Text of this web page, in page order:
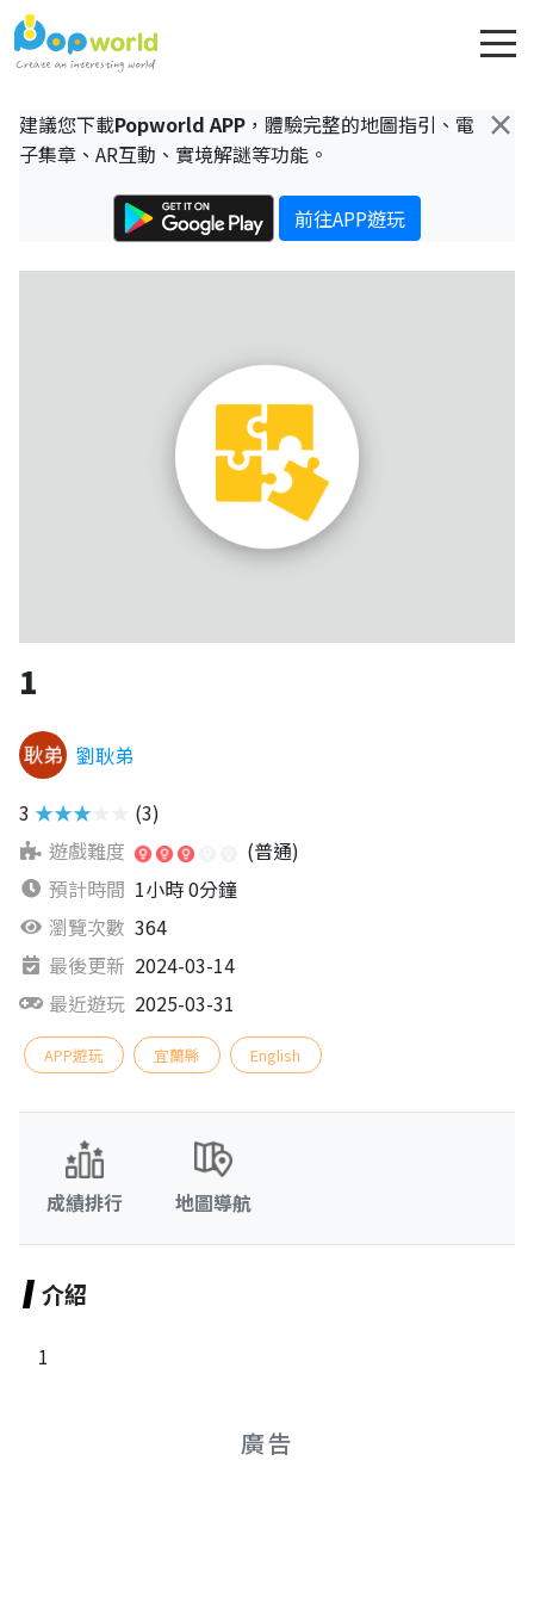
×
建議您下載Popworld APP ，體驗完整的地圖指引、電
子集章、AR互動、實境解謎等功能。
前往APP遊玩
1
劉耿弟
3 ★★★★★
(3)
遊戲難度
(普通)
預計時間 1小時 0分鐘
瀏覽次數 364
最後更新 2024-03-14
最近遊玩 2025-03-31
APP遊玩 宜蘭縣 English
成績排行 地圖導航
介紹
1
廣告